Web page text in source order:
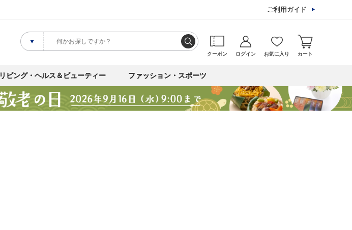
ご利用ガイド
クーポン ログイン お気に入り カート
リビング・ヘルス＆ビューティー ファッション・スポーツ